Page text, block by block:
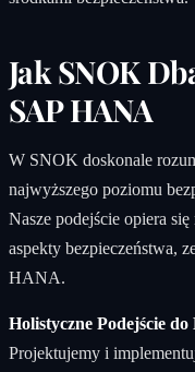
Jak SNOK
SAP HANA
W SNOK doskonale
najwyższego poziomu
Nasze podejście opiera
aspekty bezpieczeństwa,
HANA.
Holistyczne Podejście do
Projektujemy i